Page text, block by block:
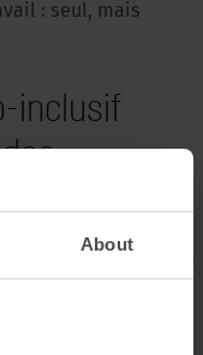
About
: seul, mais
inclusif
de